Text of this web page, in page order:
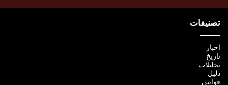
تصنيفات
اخبار
تاريخ
تحليلات
دليل
قوانين